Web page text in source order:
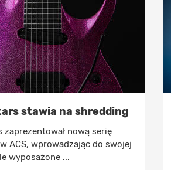
stawia na shredding
zaprezentował nową serię
ACS, wprowadzając do swojej
wyposażone ...